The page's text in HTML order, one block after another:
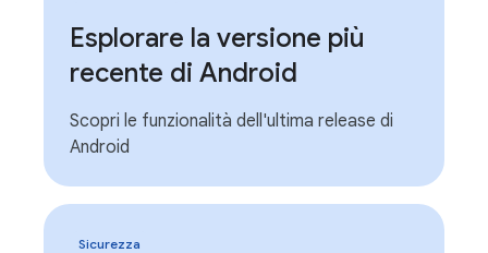
Esplorare la versione più
recente di Android
Scopri le funzionalità dell'ultima release di
Android
Sicurezza